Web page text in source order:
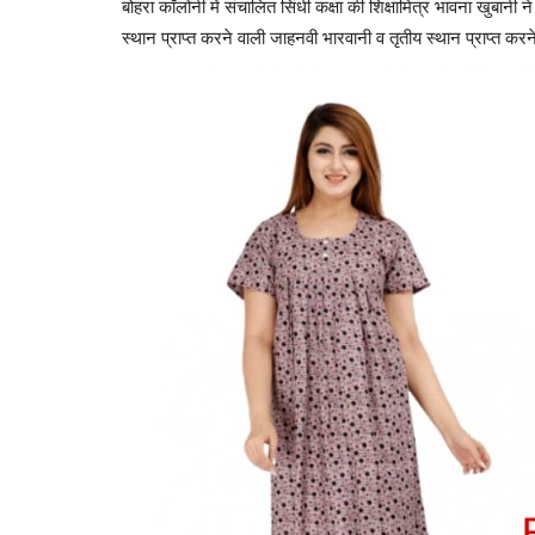
बोहरा कॉलोनी में संचालित सिंधी कक्षा की शिक्षामित्र भावना
स्थान प्राप्त करने वाली जाहनवी भारवानी व तृतीय स्थान प्राप्त
संत कंवर राम की बरसी पर भव्य प्रसाद
sujagusindhi Nov 23, 2024 0